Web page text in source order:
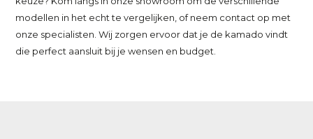
modellen in het echt te vergelijken, of neem contact op met
onze specialisten. Wij zorgen ervoor dat je de kamado vindt
die perfect aansluit bij je wensen en budget.